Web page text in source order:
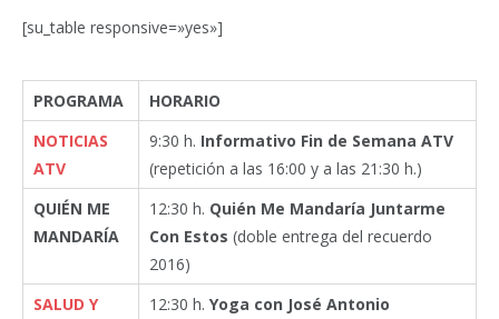
[su_table responsive=»yes»]
PROGRAMA
HORARIO
NOTICIAS
ATV
9:30 h. Informativo Fin de Semana ATV
(repetición a las 16:00 y a las 21:30 h.)
QUIÉN ME
MANDARÍA
12:30 h. Quién Me Mandaría Juntarme
Con Estos (doble entrega del recuerdo
2016)
SALUD Y
12:30 h. Yoga con José Antonio